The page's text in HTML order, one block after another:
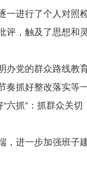
进行了个人对照
，触及了思想和
党的群众路线教
奏抓好整改落实等
六抓”：抓群众关
进一步加强班子